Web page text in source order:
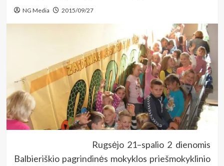
NG Media 2015/09/27
Rugsėjo 21–spalio 2 dienomis
Balbieriškio pagrindinės mokyklos priešmokyklinio